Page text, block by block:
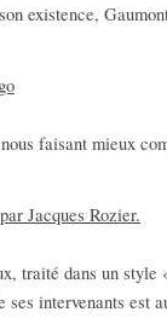
existence,
faisant mieux
Jacques Rozier.
traité dans un style
intervenants est